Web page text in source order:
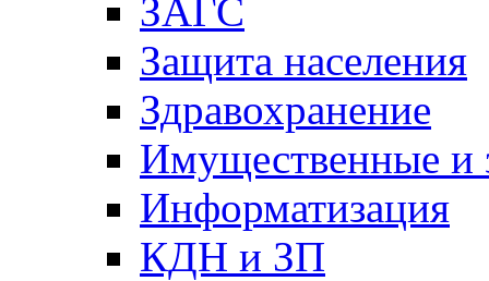
ЗАГС
Защита населения
Здравохранение
Имущественные и
Информатизация
КДН и ЗП